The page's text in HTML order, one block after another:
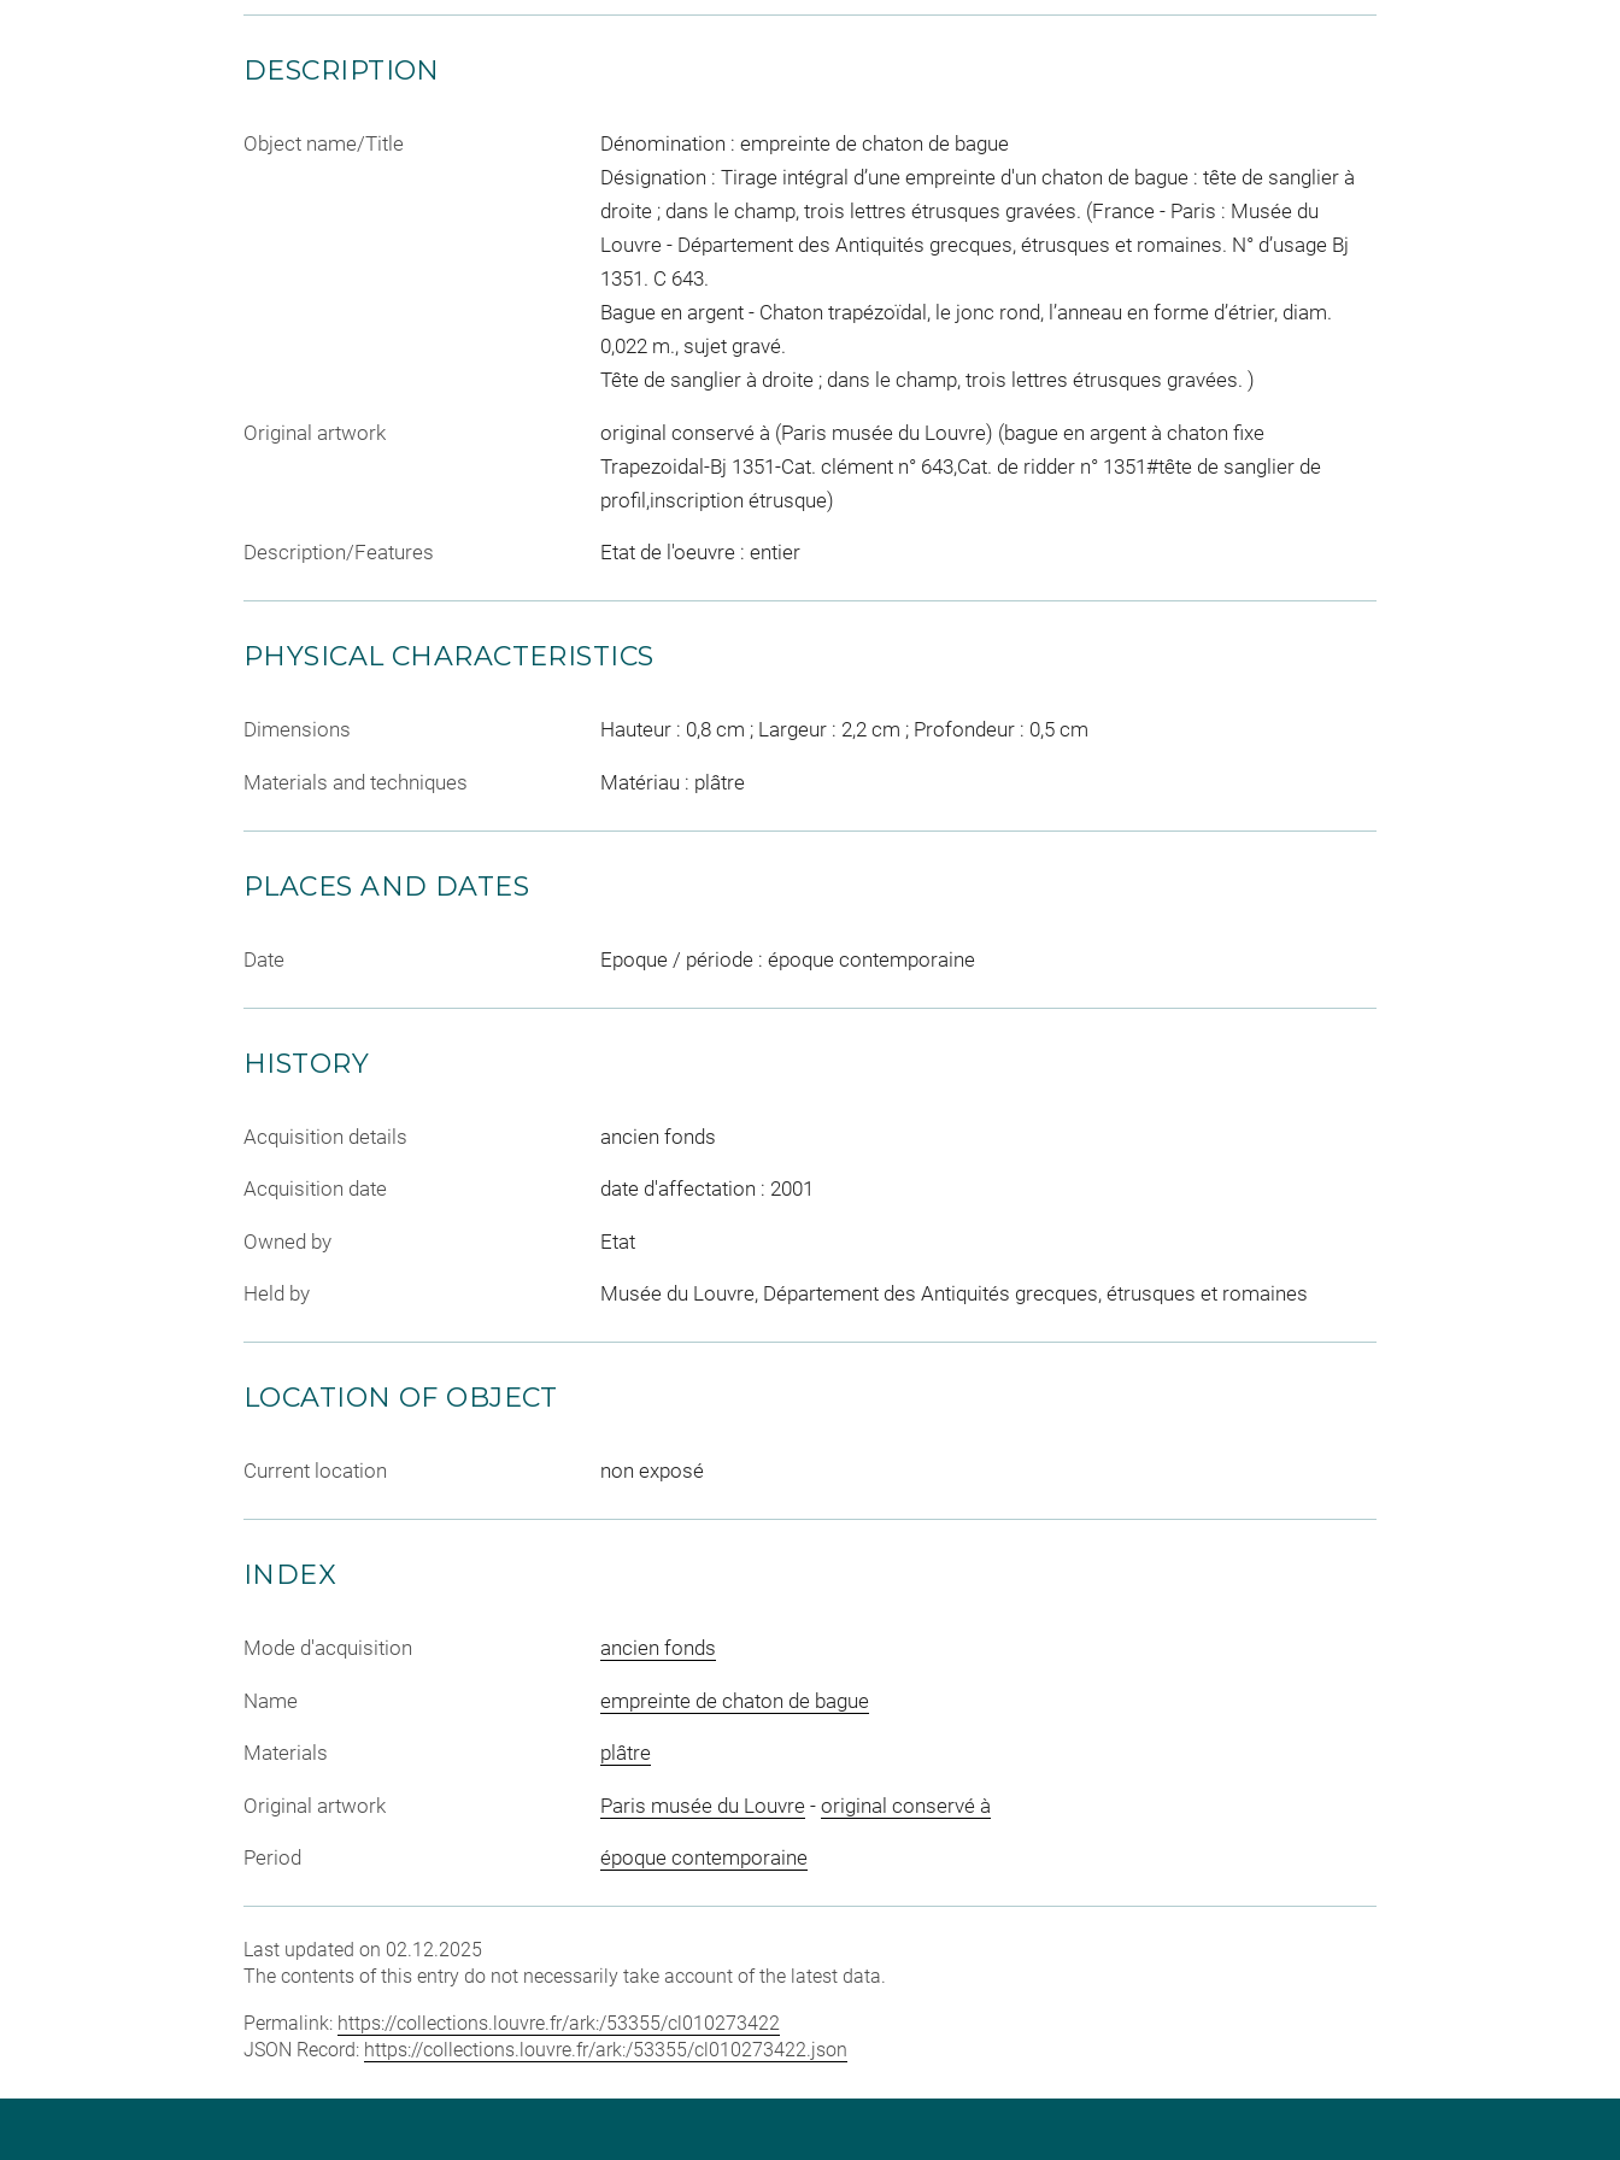
DESCRIPTION
Object name/Title
Dénomination : empreinte de chaton de bague
Désignation : Tirage intégral d’une empreinte d'un chaton de bague : tête de sanglier à
droite ; dans le champ, trois lettres étrusques gravées. (France - Paris : Musée du
Louvre - Département des Antiquités grecques, étrusques et romaines. N° d’usage Bj
1351. C 643.
Bague en argent - Chaton trapézoïdal, le jonc rond, l’anneau en forme d’étrier, diam.
0,022 m., sujet gravé.
Tête de sanglier à droite ; dans le champ, trois lettres étrusques gravées. )
Original artwork
original conservé à (Paris musée du Louvre) (bague en argent à chaton fixe
Trapezoidal-Bj 1351-Cat. clément n° 643,Cat. de ridder n° 1351#tête de sanglier de
profil,inscription étrusque)
Description/Features Etat de l'oeuvre : entier
PHYSICAL CHARACTERISTICS
Dimensions Hauteur : 0,8 cm ; Largeur : 2,2 cm ; Profondeur : 0,5 cm
Materials and techniques Matériau : plâtre
PLACES AND DATES
Date Epoque / période : époque contemporaine
HISTORY
Acquisition details ancien fonds
Acquisition date date d'affectation : 2001
Owned by Etat
Held by Musée du Louvre, Département des Antiquités grecques, étrusques et romaines
LOCATION OF OBJECT
Current location non exposé
INDEX
Mode d'acquisition ancien fonds
Name empreinte de chaton de bague
Materials plâtre
Original artwork Paris musée du Louvre- original conservé à
Period époque contemporaine
Last updated on 02.12.2025
The contents of this entry do not necessarily take account of the latest data.
Permalink: https://collections.louvre.fr/ark:/53355/cl010273422
JSON Record: https://collections.louvre.fr/ark:/53355/cl010273422.json